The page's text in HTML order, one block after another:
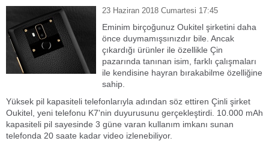
23 Haziran 2018 Cumartesi 17:45
Eminim birçoğunuz Oukitel şirketini daha
önce duymamışsınızdır bile. Ancak
çıkardığı ürünler ile özellikle Çin
pazarında tanınan isim, farklı çalışmaları
ile kendisine hayran bırakabilme özelliğine
sahip.
Yüksek pil kapasiteli telefonlarıyla adından söz ettiren Çinli şirket
Oukitel, yeni telefonu K7'nin duyurusunu gerçekleştirdi. 10.000 mAh
kapasiteli pil sayesinde 3 güne varan kullanım imkanı sunan
telefonda 20 saate kadar video izlenebiliyor.